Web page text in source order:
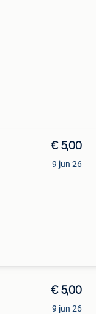
€ 5,00
9 jun 26
€ 5,00
9 jun 26